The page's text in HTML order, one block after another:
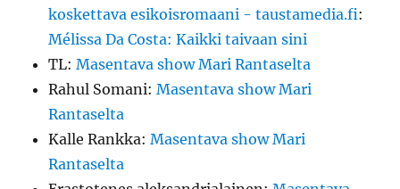
koskettava esikoisromaani - taustamedia.fi:
Mélissa Da Costa: Kaikki taivaan sini
TL:Masentava show Mari Rantaselta
Rahul Somani:Masentava show Mari
Rantaselta
Kalle Rankka:Masentava show Mari
Rantaselta